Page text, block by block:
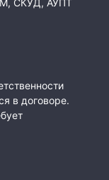
в договоре.